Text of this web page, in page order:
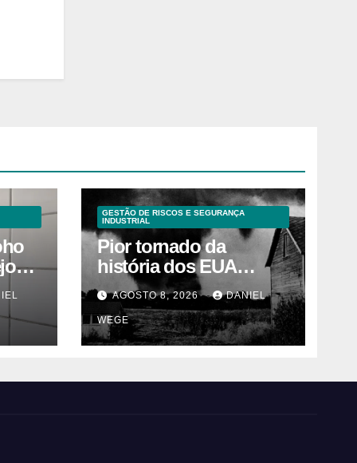
GESTÃO DE RISCOS E SEGURANÇA
INDUSTRIAL
Pior tornado da
história dos EUA
devastou 3 estados e
deixou centenas de
mortos
AGOSTO 8, 2026 DANIEL
WEGE